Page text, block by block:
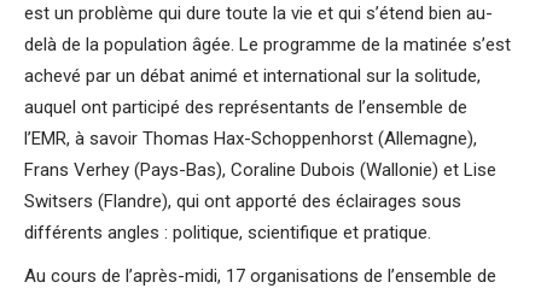
est un problème qui dure toute la vie et qui s’étend bien au-
delà de la population âgée. Le programme de la matinée s’est
achevé par un débat animé et international sur la solitude,
auquel ont participé des représentants de l’ensemble de
l’EMR, à savoir Thomas Hax-Schoppenhorst (Allemagne),
Frans Verhey (Pays-Bas), Coraline Dubois (Wallonie) et Lise
Switsers (Flandre), qui ont apporté des éclairages sous
différents angles : politique, scientifique et pratique.
Au cours de l’après-midi, 17 organisations de l’ensemble de